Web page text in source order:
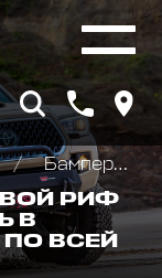
Бамперы и пороги силовые, площадки под лебедку
РИФ
В
ВСЕЙ